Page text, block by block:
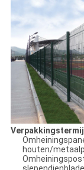
houten/